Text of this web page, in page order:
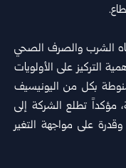
الشرب والصرف الصحي
التركيز على الأولويات
بكل من اليونيسيف
مؤكداً تطلع الشركة إلى
على مواجهة التغير